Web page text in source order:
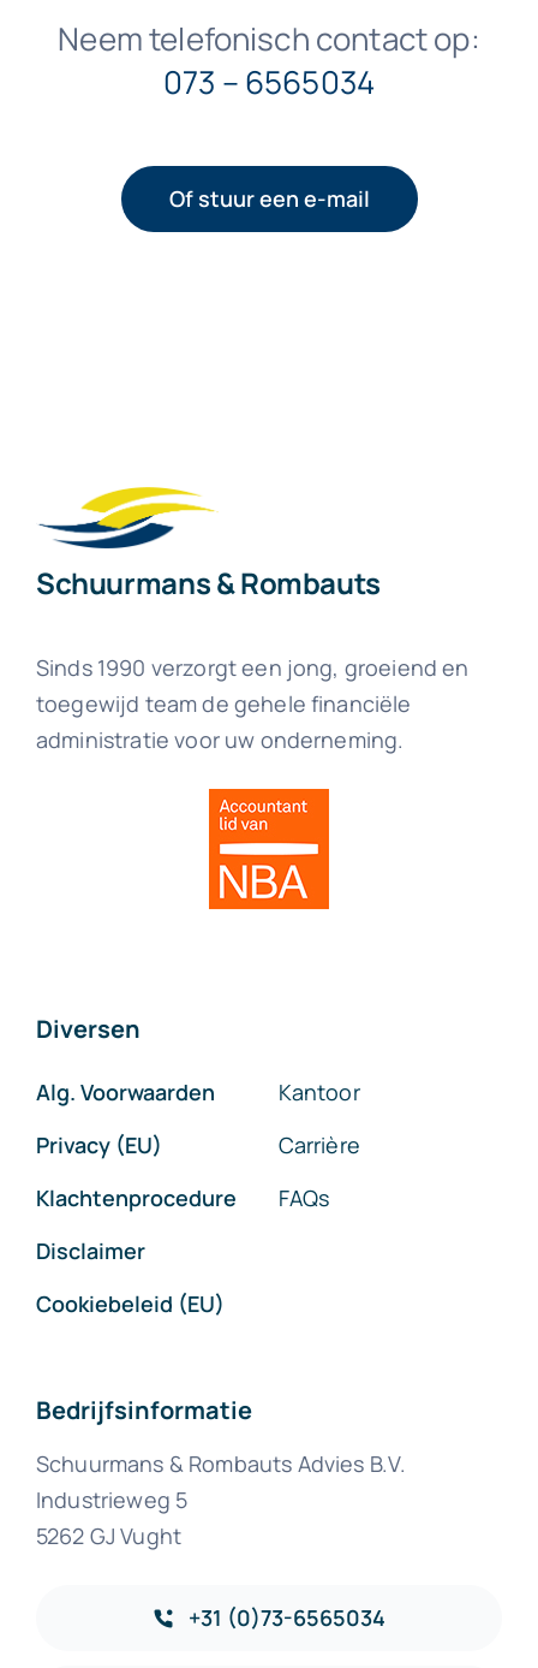
Neem telefonisch contact op:
073 – 6565034
Of stuur een e-mail
Schuurmans & Rombauts
Sinds 1990 verzorgt een jong, groeiend en
toegewijd team de gehele financiële
administratie voor uw onderneming.
Diversen
Alg. Voorwaarden
Privacy (EU)
Klachtenprocedure
Disclaimer
Cookiebeleid (EU)
Kantoor
Carrière
FAQs
Bedrijfsinformatie
Schuurmans & Rombauts Advies B.V.
Industrieweg 5
5262 GJ Vught
+31 (0)73-6565034